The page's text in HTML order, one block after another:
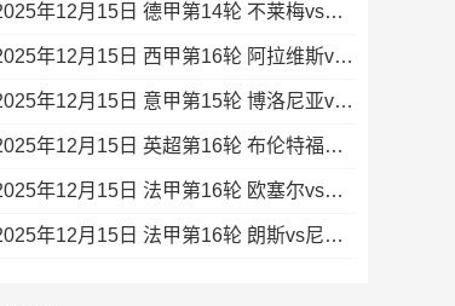
2025年12月15日 德甲第14轮 不莱梅vs斯图加特 全场录像
2025年12月15日 西甲第16轮 阿拉维斯vs皇家马德里 全场录像
2025年12月15日 意甲第15轮 博洛尼亚vs尤文图斯 全场录像
2025年12月15日 英超第16轮 布伦特福德vs利兹联 全场录像
2025年12月15日 法甲第16轮 欧塞尔vs里尔 全场录像
2025年12月15日 法甲第16轮 朗斯vs尼斯 全场录像